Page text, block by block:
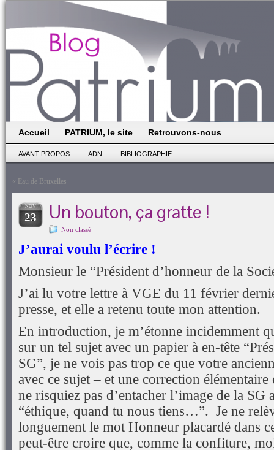
Accueil PATRIUM, le site Retrouvons-nous
AVANT-PROPOS ADN BIBLIOGRAPHIE
« Eau de Bruxelles
NOV
23 Un bouton, ça gratte !
Non classé
J’aurai voulu l’écrire !
Monsieur le “Président d’honneur de la
J’ai lu votre lettre à VGE du 11 février
presse, et elle a retenu toute mon attention.
En introduction, je m’étonne incidemment
sur un tel sujet avec un papier à en-tête
SG”, je ne vois pas trop ce que votre
avec ce sujet – et une correction
ne risquiez pas d’entacher l’image de la SG
“éthique, quand tu nous tiens…”. Je ne
longuement le mot Honneur placardé dans
peut-être croire que, comme la confiture,